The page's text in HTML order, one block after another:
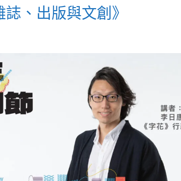
、出版與文創》